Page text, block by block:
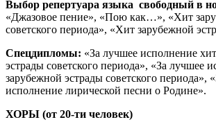
Выбор репертуара языка свободный в
«Джазовое пение», «Пою как…», «Хит
советского периода», «Хит зарубежной
Спецдипломы: «За лучшее исполнение
эстрады советского периода», «За лучшее
зарубежной эстрады советского периода»,
исполнение лирической песни о Родине».
ХОРЫ (от 20-ти человек)